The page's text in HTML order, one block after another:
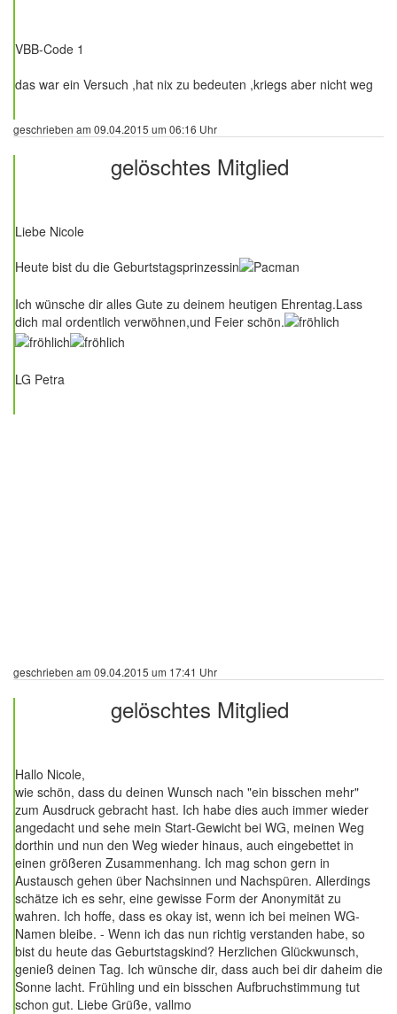
VBB-Code 1
das war ein Versuch ,hat nix zu bedeuten ,kriegs aber nicht weg
geschrieben am 09.04.2015 um 06:16 Uhr
gelöschtes Mitglied
Liebe Nicole
Heute bist du die Geburtstagsprinzessin
Ich wünsche dir alles Gute zu deinem heutigen Ehrentag.Lass
dich mal ordentlich verwöhnen,und Feier schön.
LG Petra
geschrieben am 09.04.2015 um 17:41 Uhr
gelöschtes Mitglied
Hallo Nicole,
wie schön, dass du deinen Wunsch nach "ein bisschen mehr"
zum Ausdruck gebracht hast. Ich habe dies auch immer wieder
angedacht und sehe mein Start-Gewicht bei WG, meinen Weg
dorthin und nun den Weg wieder hinaus, auch eingebettet in
einen größeren Zusammenhang. Ich mag schon gern in
Austausch gehen über Nachsinnen und Nachspüren. Allerdings
schätze ich es sehr, eine gewisse Form der Anonymität zu
wahren. Ich hoffe, dass es okay ist, wenn ich bei meinen WG-
Namen bleibe. - Wenn ich das nun richtig verstanden habe, so
bist du heute das Geburtstagskind? Herzlichen Glückwunsch,
genieß deinen Tag. Ich wünsche dir, dass auch bei dir daheim die
Sonne lacht. Frühling und ein bisschen Aufbruchstimmung tut
schon gut. Liebe Grüße, vallmo